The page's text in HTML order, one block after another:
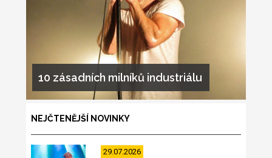
10 zásadních milníků industriálu
NEJČTENĚJŠÍ NOVINKY
29.07.2026